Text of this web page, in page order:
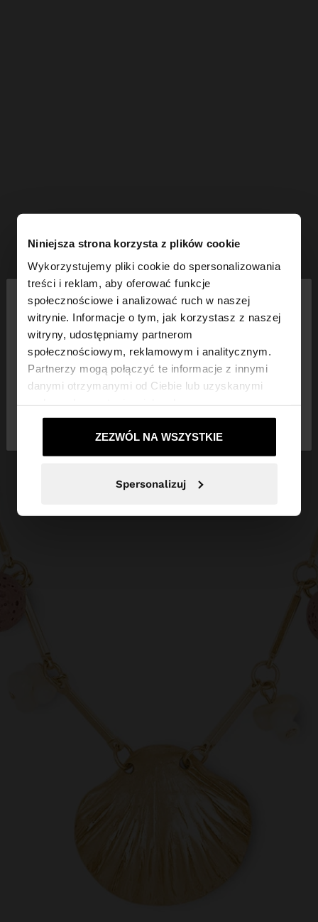
Niniejsza strona korzysta z plików cookie
Wykorzystujemy pliki cookie do spersonalizowania
treści i reklam, aby oferować funkcje
społecznościowe i analizować ruch w naszej
witrynie. Informacje o tym, jak korzystasz z naszej
witryny, udostępniamy partnerom
społecznościowym, reklamowym i analitycznym.
Partnerzy mogą połączyć te informacje z innymi
danymi otrzymanymi od Ciebie lub uzyskanymi
ZEZWÓL NA WSZYSTKIE
Spersonalizuj
witaj
Odwiedzasz stronę z Polska. Czy chcesz
przeglądać naszą stronę United States?